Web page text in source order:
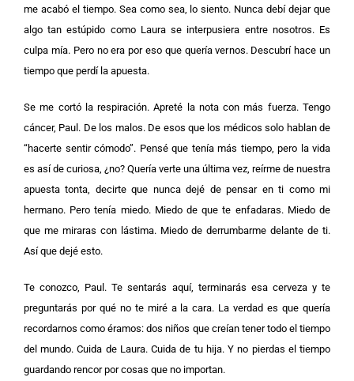
me acabó el tiempo. Sea como sea, lo siento. Nunca debí dejar que
algo tan estúpido como Laura se interpusiera entre nosotros. Es
culpa mía. Pero no era por eso que quería vernos. Descubrí hace un
tiempo que perdí la apuesta.
Se me cortó la respiración. Apreté la nota con más fuerza. Tengo
cáncer, Paul. De los malos. De esos que los médicos solo hablan de
“hacerte sentir cómodo”. Pensé que tenía más tiempo, pero la vida
es así de curiosa, ¿no? Quería verte una última vez, reírme de nuestra
apuesta tonta, decirte que nunca dejé de pensar en ti como mi
hermano. Pero tenía miedo. Miedo de que te enfadaras. Miedo de
que me miraras con lástima. Miedo de derrumbarme delante de ti.
Así que dejé esto.
Te conozco, Paul. Te sentarás aquí, terminarás esa cerveza y te
preguntarás por qué no te miré a la cara. La verdad es que quería
recordarnos como éramos: dos niños que creían tener todo el tiempo
del mundo. Cuida de Laura. Cuida de tu hija. Y no pierdas el tiempo
guardando rencor por cosas que no importan.